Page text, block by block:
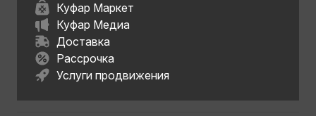
Куфар Маркет
Куфар Медиа
Доставка
Рассрочка
Услуги продвижения